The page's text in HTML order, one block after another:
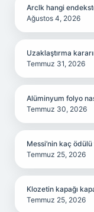
Arclk hangi
Ağustos 4, 2026
Uzaklaştırma
Temmuz 31, 2026
Alüminyum folyo
Temmuz 30, 2026
Messi’nin kaç
Temmuz 25, 2026
Klozetin kapağı
Temmuz 25, 2026